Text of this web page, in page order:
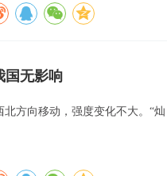
国无影响
北方向移动，强度变化不大。“灿